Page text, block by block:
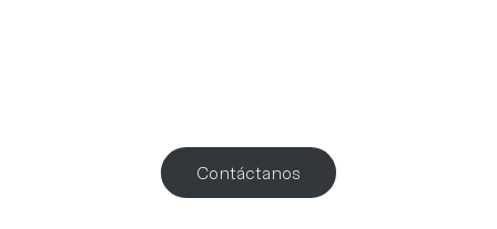
Contáctanos